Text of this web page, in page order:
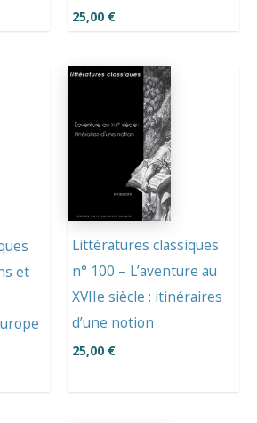
25,00 €
et
Littératures classiques
n° 100 – L’aventure au
XVIIe siècle : itinéraires
d’une notion
25,00 €